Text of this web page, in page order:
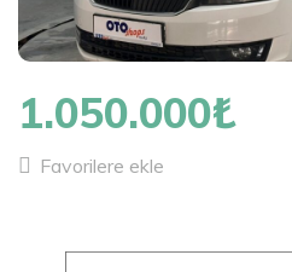
1.050.000₺
Favorilere ekle